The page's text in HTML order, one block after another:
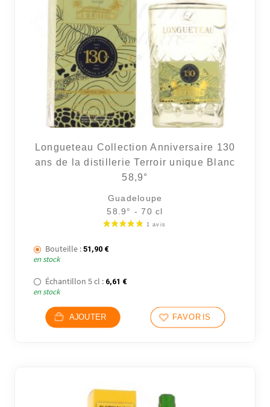
Longueteau Collection Anniversaire 130
ans de la distillerie Terroir unique Blanc
58,9°
Guadeloupe
58.9° - 70 cl
Bouteille : 51,90 €
en stock
Échantillon 5 cl : 6,61 €
en stock
AJOUTER FAVORIS